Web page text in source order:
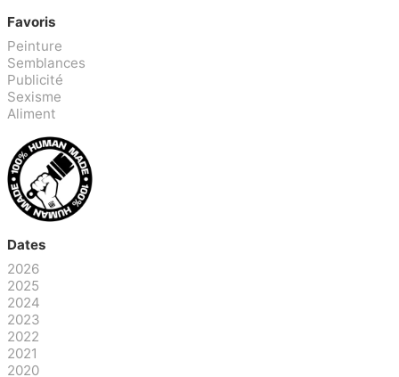
Favoris
Peinture
Semblances
Publicité
Sexisme
Aliment
Dates
2026
2025
2024
2023
2022
2021
2020